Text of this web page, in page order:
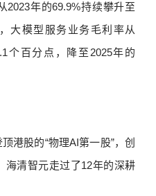
2023年的69.9%持续攀升至
大模型服务业务毛利率从
个百分点，降至2025年的
港股的“物理AI第一股”，创
海清智元走过了12年的深耕